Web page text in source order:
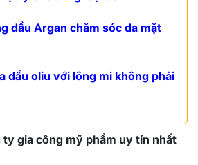
dầu Argan chăm sóc da mặt
dầu oliu với lông mi không phải
ty gia công mỹ phẩm uy tín nhất